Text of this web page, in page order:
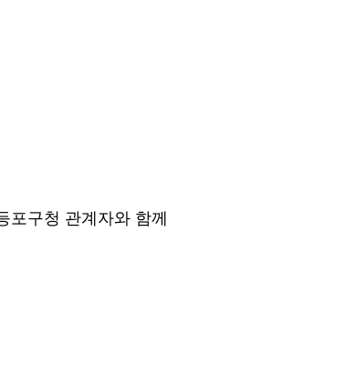
포구청 관계자와 함께